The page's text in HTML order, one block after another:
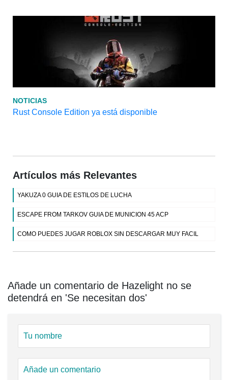
NOTICIAS
Rust Console Edition ya está disponible
Artículos más Relevantes
YAKUZA 0 GUIA DE ESTILOS DE LUCHA
ESCAPE FROM TARKOV GUIA DE MUNICION 45 ACP
COMO PUEDES JUGAR ROBLOX SIN DESCARGAR MUY FACIL
Añade un comentario de Hazelight no se
detendrá en 'Se necesitan dos'